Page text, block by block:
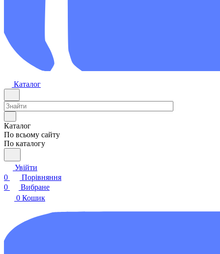
Каталог
Каталог
По всьому сайту
По каталогу
Увійти
0
Порівняння
0
Вибране
0 Кошик